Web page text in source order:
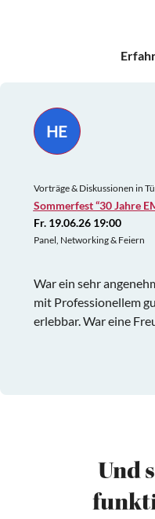
HE
Vorträge & Diskussionen in
Sommerfest “30 Jahre
Fr. 19.06.26 19:00
Panel, Networking & Feiern
War ein sehr
mit Professionellem
erlebbar. War eine
Und